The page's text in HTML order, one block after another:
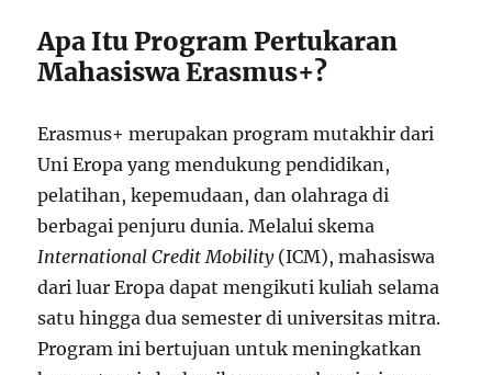
Apa Itu Program Pertukaran
Mahasiswa Erasmus+?
Erasmus+ merupakan program mutakhir dari
Uni Eropa yang mendukung pendidikan,
pelatihan, kepemudaan, dan olahraga di
berbagai penjuru dunia. Melalui skema
International Credit Mobility(ICM), mahasiswa
dari luar Eropa dapat mengikuti kuliah selama
satu hingga dua semester di universitas mitra.
Program ini bertujuan untuk meningkatkan